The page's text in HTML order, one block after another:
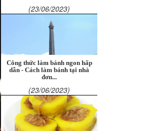
(23/06/2023)
Công thức làm bánh ngon hấp
dẫn - Cách làm bánh tại nhà
đơn...
(23/06/2023)